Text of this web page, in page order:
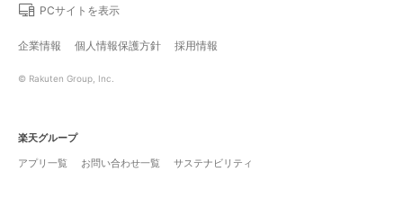
PCサイトを表示
企業情報 個人情報保護方針 採用情報
© Rakuten Group, Inc.
楽天グループ
アプリ一覧
お問い合わせ一覧 サステナビリティ